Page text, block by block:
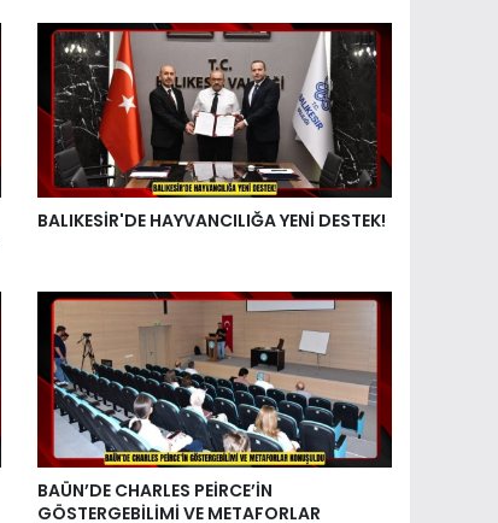
BALIKESİR'DE HAYVANCILIĞA YENİ DESTEK!
BAÜN’DE CHARLES PEİRCE’İN
GÖSTERGEBİLİMİ VE METAFORLAR